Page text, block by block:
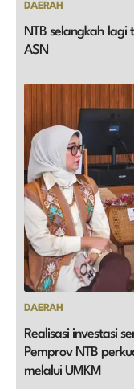
DAERAH
NTB selangkah
ASN
DAERAH
Realisasi investasi
Pemprov NTB
melalui UMKM